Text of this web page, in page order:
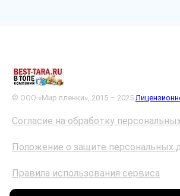
© ООО «Мир пленки», 2015 – 2025
Согласие на обработку
Положение о защите персональных
Правила использования сервиса